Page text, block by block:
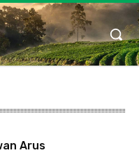
Arus